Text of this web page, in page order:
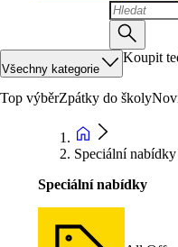
Všechny kategorie
Koupit
Top výběrZpátky do školy
Speciální nabídky
Speciální nabídky